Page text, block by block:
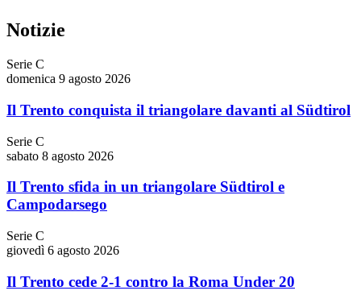
Notizie
Serie C
domenica 9 agosto 2026
Il Trento conquista il triangolare davanti al Südtirol
Serie C
sabato 8 agosto 2026
Il Trento sfida in un triangolare Südtirol e
Campodarsego
Serie C
giovedì 6 agosto 2026
Il Trento cede 2-1 contro la Roma Under 20